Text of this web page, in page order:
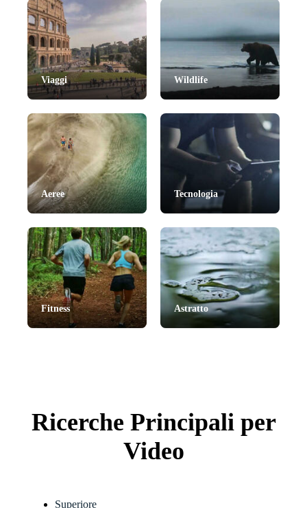
Viaggi Wildlife
Aeree Tecnologia
Fitness Astratto
Ricerche Principali per
Video
Superiore